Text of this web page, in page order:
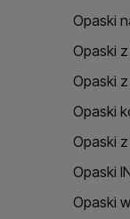
Opaski
Opaski
Opaski
Opaski
Opaski
Opaski
Opaski